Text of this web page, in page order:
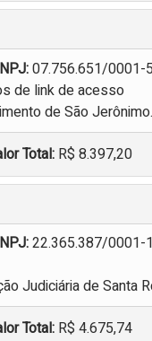
07.756.651/0001-
de link de acesso
de São Jerônimo.
Total: R$ 8.397,20
22.365.387/0001-
Judiciária de Santa
Total: R$ 4.675,74